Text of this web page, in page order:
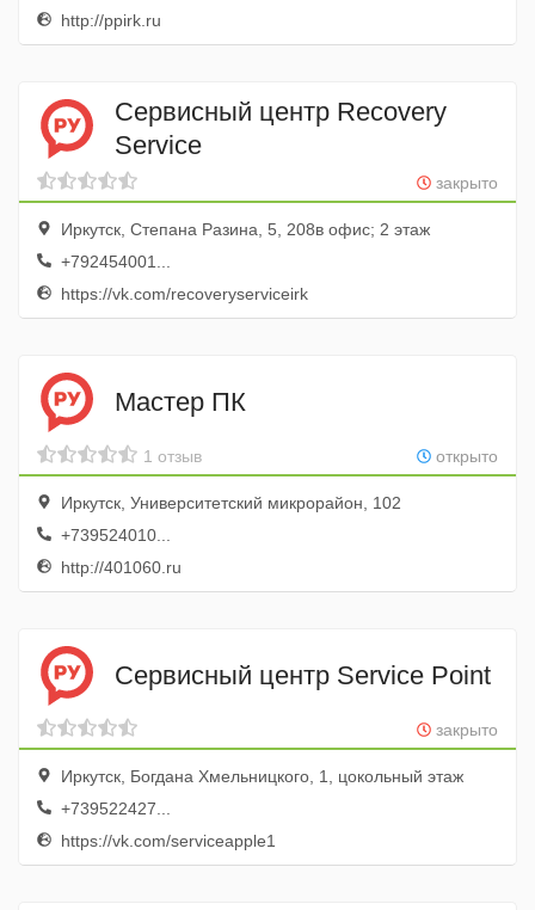
http://ppirk.ru
Сервисный центр Recovery
Service
закрыто
Иркутск, Степана Разина, 5, 208в офис; 2 этаж
+792454001...
https://vk.com/recoveryserviceirk
Мастер ПК
открыто
1 отзыв
Иркутск, Университетский микрорайон, 102
+739524010...
http://401060.ru
Сервисный центр Service Point
закрыто
Иркутск, Богдана Хмельницкого, 1, цокольный этаж
+739522427...
https://vk.com/serviceapple1